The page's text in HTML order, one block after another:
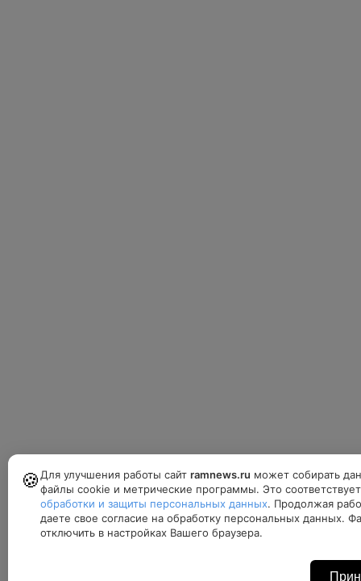
🍪 Для улучшения работы сайт ramnews.ru может собирать
файлы cookie и метрические программы. Это
обработки и защиты персональных данных. Продолжая
даете свое согласие на обработку персональных данных.
отключить в настройках Вашего браузера.